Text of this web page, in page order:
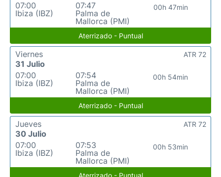
07:00
Ibiza (IBZ)
07:47
Palma de
Mallorca (PMI)
00h 47min
Aterrizado - Puntual
Viernes
31 Julio
07:00
Ibiza (IBZ)
07:54
Palma de
Mallorca (PMI)
00h 54min
ATR 72
Aterrizado - Puntual
Jueves
30 Julio
07:00
Ibiza (IBZ)
07:53
Palma de
Mallorca (PMI)
00h 53min
ATR 72